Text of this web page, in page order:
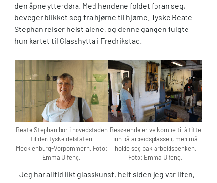
den åpne ytterdøra. Med hendene foldet foran seg,
beveger blikket seg fra hjørne til hjørne. Tyske Beate
Stephan reiser helst alene, og denne gangen fulgte
hun kartet til Glasshytta i Fredrikstad.
Beate Stephan bor i hovedstaden
til den tyske delstaten
Mecklenburg-Vorpommern. Foto:
Emma Ulfeng.
Besøkende er velkomne til å titte
inn på arbeidsplassen, men må
holde seg bak arbeidsbenken.
Foto: Emma Ulfeng.
– Jeg har alltid likt glasskunst, helt siden jeg var liten,